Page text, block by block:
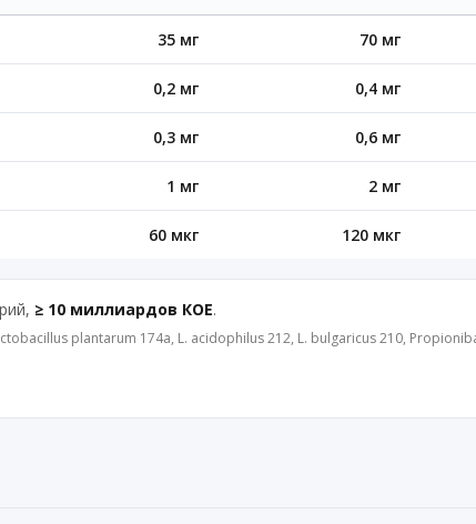
35 мг 70 мг
0,2 мг 0,4 мг
0,3 мг 0,6 мг
1 мг 2 мг
60 мкг 120 мкг
≥ 10 миллиардов КОЕ.
plantarum 174a, L. acidophilus 212, L. bulgaricus 210,